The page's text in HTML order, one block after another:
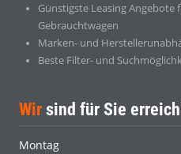
Günstigste Leasing Angebote
Gebrauchtwagen
Marken- und
Beste Filter- und
Wir sind für Sie
Montag